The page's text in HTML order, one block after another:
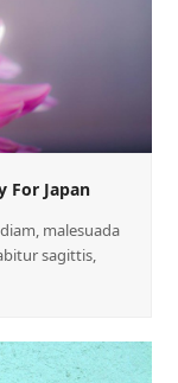
For Japan
malesuada
sagittis,